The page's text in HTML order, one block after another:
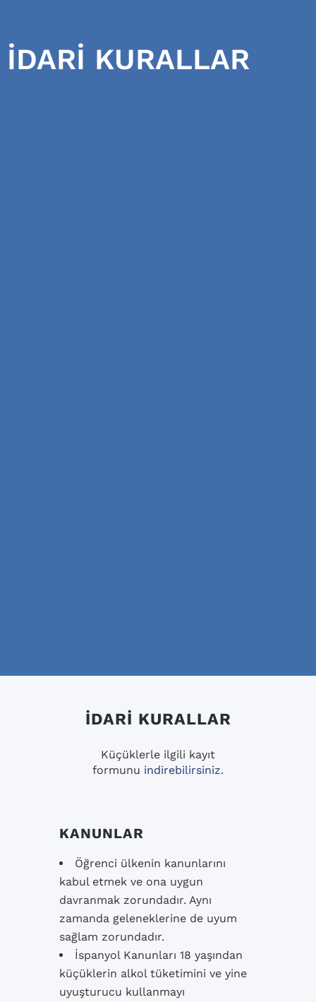
İDARİ KURALLAR
İDARİ KURALLAR
Küçüklerle ilgili kayıt
formunu indirebilirsiniz.
KANUNLAR
Öğrenci ülkenin kanunlarını
kabul etmek ve ona uygun
davranmak zorundadır. Aynı
zamanda geleneklerine de uyum
sağlam zorundadır.
İspanyol Kanunları 18 yaşından
küçüklerin alkol tüketimini ve yine
uyuşturucu kullanmayı